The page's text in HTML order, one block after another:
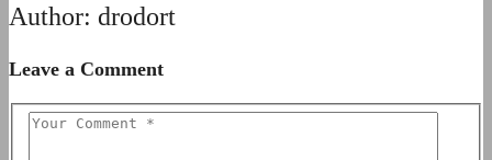
Author: drodort
Leave a Comment